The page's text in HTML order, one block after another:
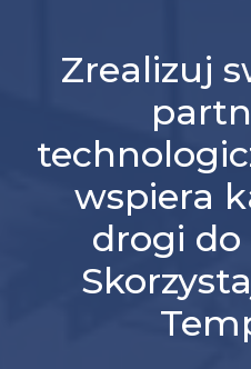
Zrealizuj
wspiera
drogi do